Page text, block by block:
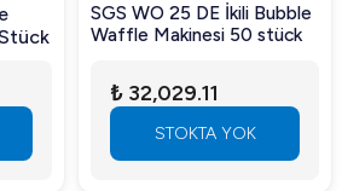
SGS WO 25 DE İkili Bubble
Waffle Makinesi 50 stück
₺ 32,029.11
STOKTA YOK